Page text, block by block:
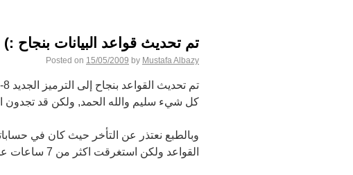
تم تحديث قواعد البيانات بنجاح :)
Posted on 15/05/2009 by Mustafa Albazy
كل شيء سليم والله الحمد, ولكن قد تجدون
القواعد ولكن استغرقت اكثر من 7 ساعات عمل متواصلة